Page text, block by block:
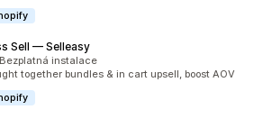
Sell — Selleasy
2485
Bezplatná instalace
together bundles & in cart upsell, boost AOV